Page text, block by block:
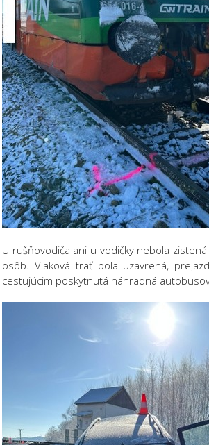
U rušňovodiča ani u vodičky nebola
osôb. Vlaková trať bola uzavrená,
cestujúcim poskytnutá náhradná